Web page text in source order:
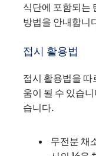
식단에 포함되는
방법을 안내합니
접시 활용법
접시 활용법을 따
움이 될 수 있습
습니다.
무전분 채